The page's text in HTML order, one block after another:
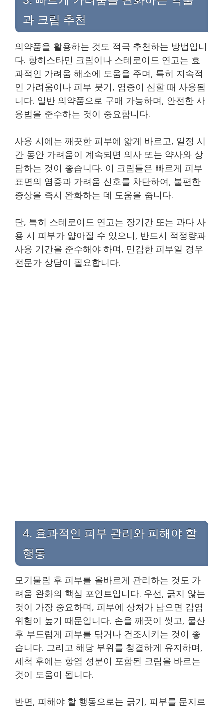
과 크림 추천
의약품을 활용하는 것도 적극 추천하는 방법입니
다. 항히스타민 크림이나 스테로이드 연고는 효
과적인 가려움 해소에 도움을 주며, 특히 지속적
인 가려움이나 피부 붓기, 염증이 심할 때 사용됩
니다. 일반 의약품으로 구매 가능하며, 안전한 사
용법을 준수하는 것이 중요합니다.
사용 시에는 깨끗한 피부에 얇게 바르고, 일정 시
간 동안 가려움이 계속되면 의사 또는 약사와 상
담하는 것이 좋습니다. 이 크림들은 빠르게 피부
표면의 염증과 가려움 신호를 차단하여, 불편한
증상을 즉시 완화하는 데 도움을 줍니다.
단, 특히 스테로이드 연고는 장기간 또는 과다 사
용 시 피부가 얇아질 수 있으니, 반드시 적정량과
사용 기간을 준수해야 하며, 민감한 피부일 경우
전문가 상담이 필요합니다.
4. 효과적인 피부 관리와 피해야 할
행동
모기물림 후 피부를 올바르게 관리하는 것도 가
려움 완화의 핵심 포인트입니다. 우선, 긁지 않는
것이 가장 중요하며, 피부에 상처가 남으면 감염
위험이 높기 때문입니다. 손을 깨끗이 씻고, 물산
후 부드럽게 피부를 닦거나 건조시키는 것이 좋
습니다. 그리고 해당 부위를 청결하게 유지하며,
세척 후에는 항염 성분이 포함된 크림을 바르는
것이 도움이 됩니다.
반면, 피해야 할 행동으로는 긁기, 피부를 문지르